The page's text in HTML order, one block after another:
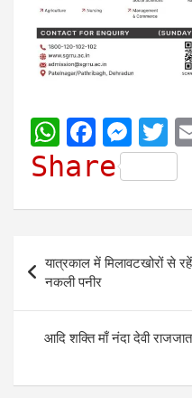
W
h
t
A
p
p
F
a
e
b
o
o
k
M
e
s
s
n
g
e
T
w
i
t
t
e
r
Share
navigation
यात्रकाल में मिलावटखोरों से
नकली पनीर
आदि शक्ति माँ नंदा देवी राजजात